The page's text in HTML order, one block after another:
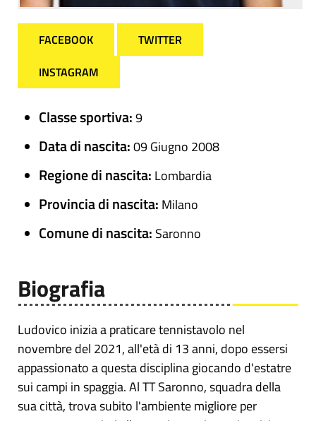
FACEBOOK
TWITTER
INSTAGRAM
Classe sportiva:9
Data di nascita:09 Giugno 2008
Regione di nascita: Lombardia
Provincia di nascita: Milano
Comune di nascita: Saronno
Biografia
Ludovico inizia a praticare tennistavolo nel
novembre del 2021, all'età di 13 anni, dopo essersi
appassionato a questa disciplina giocando d'estatre
sui campi in spaggia. Al TT Saronno, squadra della
sua città, trova subito l'ambiente migliore per